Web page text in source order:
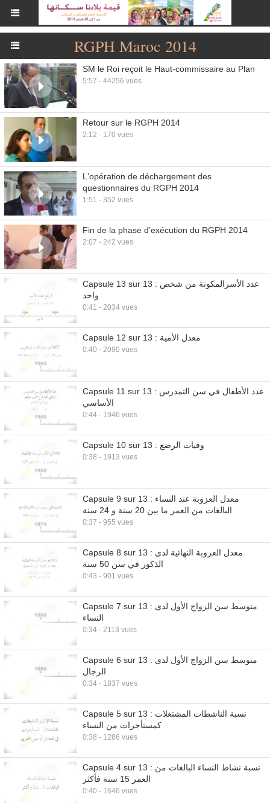
RGPH Maroc 2014
SM le Roi reçoit le Haut-commissaire au Plan
5:57 - 44256 vues
Retour sur le RGPH 2014
2:12 - 170 vues
L'opération de déchargement des
questionnaires du RGPH 2014
1:51 - 352 vues
Fin de la phase d’exécution du RGPH 2014
2:07 - 242 vues
Capsule 13 sur 13 : عدد الأسرالمكونة من شخص
واحد
0:41 - 2034 vues
Capsule 12 sur 13 : معدل الأمية
0:40 - 2090 vues
Capsule 11 sur 13 : عدد الأطفال في سن التمدرس
الأساسي
0:44 - 1946 vues
Capsule 10 sur 13 : وفيات الرضع
0:38 - 1913 vues
Capsule 9 sur 13 : معدل العزوبة عند النساء
البالغات من العمر ما بين 20 سنة و 24 سنة
0:37 - 955 vues
Capsule 8 sur 13 : معدل العزوبة النهائية لدى
الذكور في سن 50 سنة
0:43 - 901 vues
Capsule 7 sur 13 : متوسط سن الزواج الأول لدى
النساء
0:34 - 2113 vues
Capsule 6 sur 13 : متوسط سن الزواج الأول لدى
الرجال
0:34 - 1837 vues
Capsule 5 sur 13 : نسبة الناشطات المشتغلات
كمستأجرات من النساء
0:38 - 1286 vues
Capsule 4 sur 13 : نسبة نشاط النساء البالغات من
العمر 15 سنة فأكثر
0:40 - 1646 vues